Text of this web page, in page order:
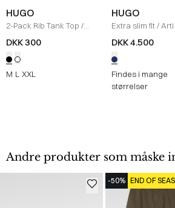
HUGO
2-Pack Rib Tank Top /
SORT
DKK 300
M L XXL
HUGO
Extra slim fit/ Arti
Habit / NAVY
DKK 4.500
Findes i mange
størrelser
Andre produkter som måske
-50% END OF